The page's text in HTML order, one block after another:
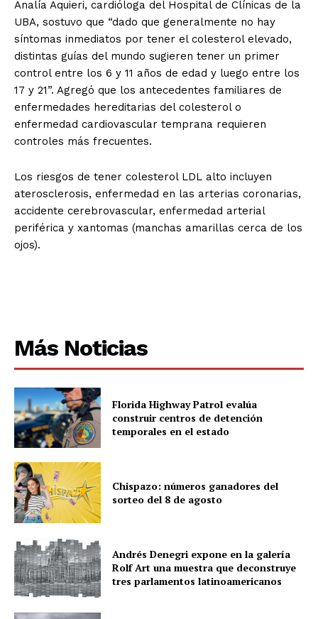
Analía Aquieri, cardióloga del Hospital de Clínicas de la
UBA, sostuvo que “dado que generalmente no hay
síntomas inmediatos por tener el colesterol elevado,
distintas guías del mundo sugieren tener un primer
control entre los 6 y 11 años de edad y luego entre los
17 y 21”. Agregó que los antecedentes familiares de
enfermedades hereditarias del colesterol o
enfermedad cardiovascular temprana requieren
controles más frecuentes.
Los riesgos de tener colesterol LDL alto incluyen
aterosclerosis, enfermedad en las arterias coronarias,
accidente cerebrovascular, enfermedad arterial
periférica y xantomas (manchas amarillas cerca de los
ojos).
Más Noticias
Florida Highway Patrol evalúa
construir centros de detención
temporales en el estado
Chispazo: números ganadores del
sorteo del 8 de agosto
Andrés Denegri expone en la galería
Rolf Art una muestra que deconstruye
tres parlamentos latinoamericanos